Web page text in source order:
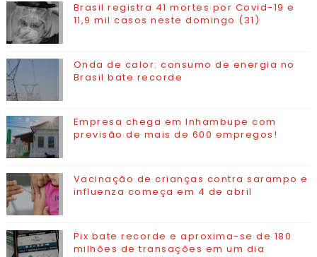
Brasil registra 41 mortes por Covid-19 e
11,9 mil casos neste domingo (31)
Onda de calor: consumo de energia no
Brasil bate recorde
Empresa chega em Inhambupe com
previsão de mais de 600 empregos!
Vacinação de crianças contra sarampo e
influenza começa em 4 de abril
Pix bate recorde e aproxima-se de 180
milhões de transações em um dia